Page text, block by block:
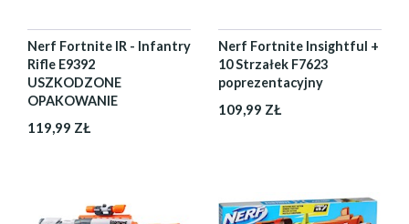
Nerf Fortnite IR - Infantry
Rifle E9392
USZKODZONE
OPAKOWANIE
119,99 ZŁ
Nerf Fortnite Insightful +
10 Strzałek F7623
poprezentacyjny
109,99 ZŁ